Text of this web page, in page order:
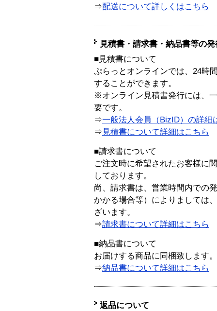
⇒配送について詳しくはこちら
見積書・請求書・納品書等の
■見積書について
ぷらっとオンラインでは、24時
することができます。
※オンライン見積書発行には、
要です。
⇒一般法人会員（BizID）の詳細
⇒ 見積書について詳細はこちら
■請求書について
ご注文時に希望されたお客様に
しております。
尚、請求書は、営業時間内での
かかる場合等）によりましては
ざいます。
⇒請求書について詳細はこちら
■納品書について
お届けする商品に同梱致します。
⇒納品書について詳細はこちら
返品について